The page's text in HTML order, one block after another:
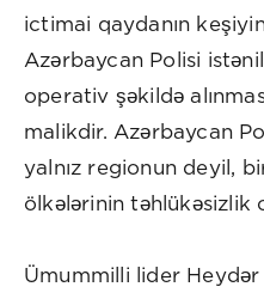
ictimai qaydanın
Azərbaycan Polisi
operativ şəkildə
malikdir. Azərbaycan
yalnız regionun deyil,
ölkələrinin təhlükəsizlik
Ümummilli lider